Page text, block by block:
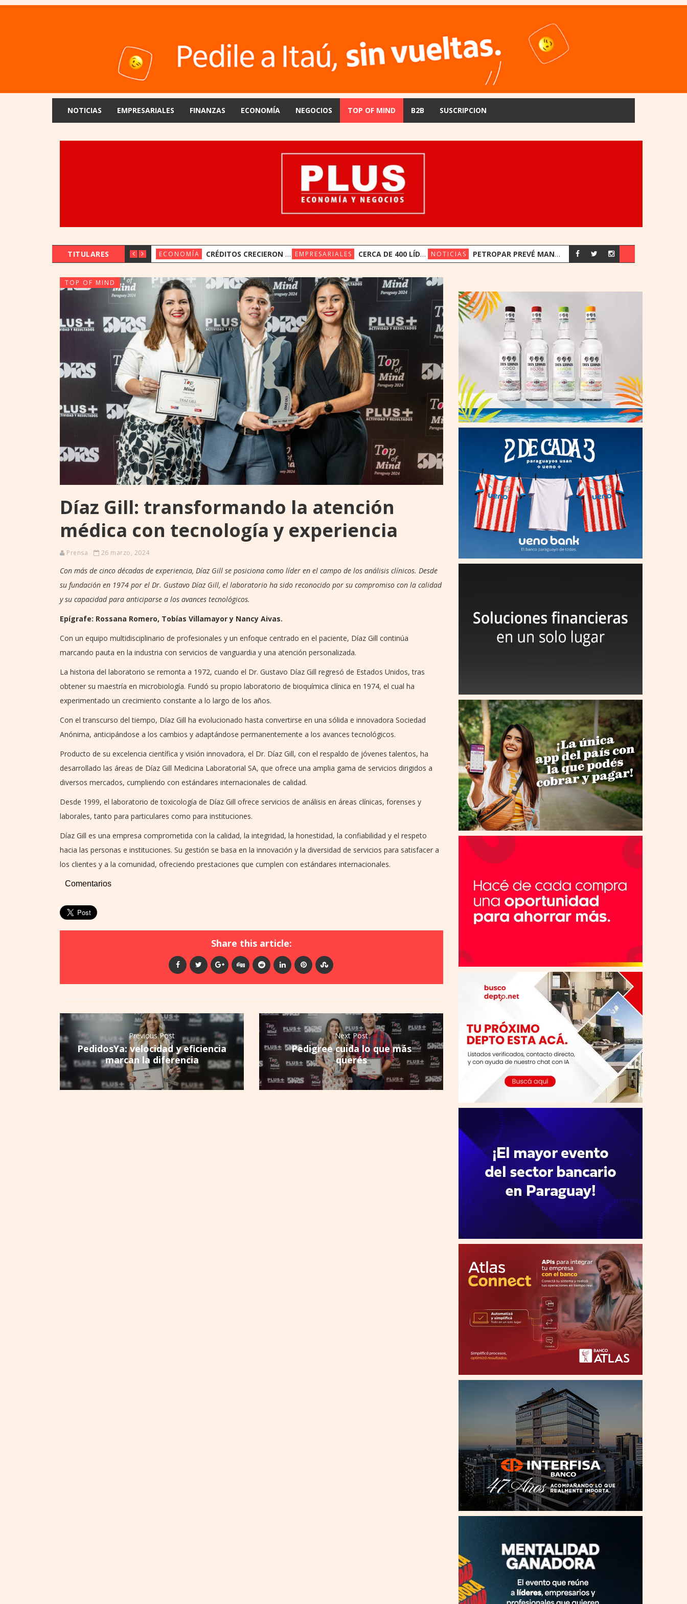
NOTICIAS EMPRESARIALES FINANZAS ECONOMÍA NEGOCIOS TOP OF MIND B2B SUSCRIPCION
TITULARES ECONOMÍA CRÉDITOS CRECIERON 14,4% Y DEPÓSITOS 19,4% EN JUNIO EMPRESARIALES CERCA DE 400 LÍDERES DE LA INDUSTRIA FINANCIERA PARTICIPAN DE LA CONVENCIÓN BANCARIA DE ASOBAN NOTICIAS PETROPAR PREVÉ MANTENER SUS PRECIOS EN UN ESCENARIO DE SUBAS
TOP OF MIND
Díaz Gill: transformando la atención
médica con tecnología y experiencia
Prensa 26 marzo, 2024
Con más de cinco décadas de experiencia, Díaz Gill se posiciona como líder en el campo de los análisis clínicos. Desde
su fundación en 1974 por el Dr. Gustavo Díaz Gill, el laboratorio ha sido reconocido por su compromiso con la calidad
y su capacidad para anticiparse a los avances tecnológicos.
Epígrafe: Rossana Romero, Tobías Villamayor y Nancy Aivas.
Con un equipo multidisciplinario de profesionales y un enfoque centrado en el paciente, Díaz Gill continúa
marcando pauta en la industria con servicios de vanguardia y una atención personalizada.
La historia del laboratorio se remonta a 1972, cuando el Dr. Gustavo Díaz Gill regresó de Estados Unidos, tras
obtener su maestría en microbiología. Fundó su propio laboratorio de bioquímica clínica en 1974, el cual ha
experimentado un crecimiento constante a lo largo de los años.
Con el transcurso del tiempo, Díaz Gill ha evolucionado hasta convertirse en una sólida e innovadora Sociedad
Anónima, anticipándose a los cambios y adaptándose permanentemente a los avances tecnológicos.
Producto de su excelencia científica y visión innovadora, el Dr. Díaz Gill, con el respaldo de jóvenes talentos, ha
desarrollado las áreas de Díaz Gill Medicina Laboratorial SA, que ofrece una amplia gama de servicios dirigidos a
diversos mercados, cumpliendo con estándares internacionales de calidad.
Desde 1999, el laboratorio de toxicología de Díaz Gill ofrece servicios de análisis en áreas clínicas, forenses y
laborales, tanto para particulares como para instituciones.
Díaz Gill es una empresa comprometida con la calidad, la integridad, la honestidad, la confiabilidad y el respeto
hacia las personas e instituciones. Su gestión se basa en la innovación y la diversidad de servicios para satisfacer a
los clientes y a la comunidad, ofreciendo prestaciones que cumplen con estándares internacionales.
Comentarios
Share this article:
Previous Post
PedidosYa: velocidad y eficiencia
marcan la diferencia
Next Post
Pedigree cuida lo que más
querés